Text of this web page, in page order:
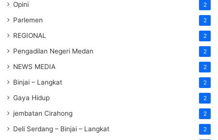
Opini 2
Parlemen 2
REGIONAL 2
Pengadilan Negeri Medan 2
NEWS MEDIA 2
Binjai – Langkat 2
Gaya Hidup 2
jembatan Cirahong 2
Deli Serdang – Binjai – Langkat 2